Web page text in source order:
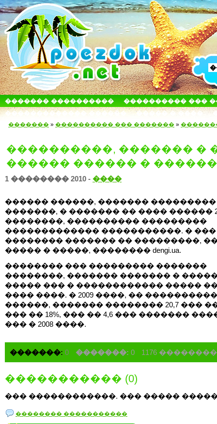
������� ����������
���������� ���
������������� ������
����� � ����
������� » ���������� ��� ������� »
����������, ������� �
������ ������ �
1 �������� 2010 - ����
������ ������, ������� ���������
�������, � ������� �� ���� ������
��������, ���������� ���������
������������� �����������. �
�������� ������� �� ���������,
����� � �����, �������� dengi.ua.
�������� ��� ��������� �������
��������, ������� ������� �
����� ��� � ������������ �����
���� ����. � 2009 ����, ��
������, ������� �������� 20,7 ���
��� �� 18%, ��� �� 4,6 ��� �������
��� � 2008 ����.
�������: 0 �������: 0 1176
����������� (0)
��� ������������. ��� �����
�������� �����������